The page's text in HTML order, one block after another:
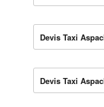
Devis Taxi
Devis Taxi